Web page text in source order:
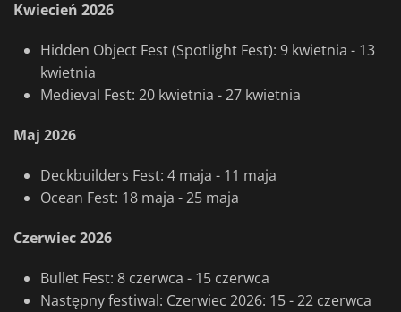
Kwiecień 2026
Hidden Object Fest (Spotlight Fest): 9 kwietnia - 13
kwietnia
Medieval Fest: 20 kwietnia - 27 kwietnia
Maj 2026
Deckbuilders Fest: 4 maja - 11 maja
Ocean Fest: 18 maja - 25 maja
Czerwiec 2026
Bullet Fest: 8 czerwca - 15 czerwca
Następny festiwal: Czerwiec 2026: 15 - 22 czerwca